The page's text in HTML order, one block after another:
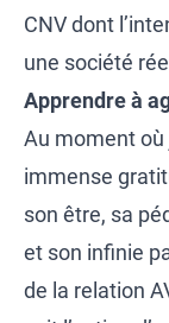
CNV dont
une société
Apprendre à
Au moment où
immense
son être, sa
et son infinie
de la relation